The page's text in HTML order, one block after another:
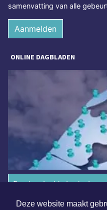
Deze website maakt
samenvatting van alle
Aanmelden
ONLINE DAGBLADEN
Overige dagbladen in de